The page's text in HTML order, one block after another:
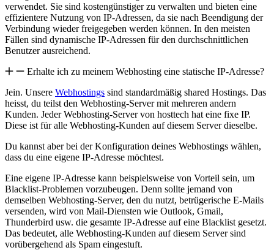
verwendet. Sie sind kostengünstiger zu verwalten und bieten eine
effizientere Nutzung von IP-Adressen, da sie nach Beendigung der
Verbindung wieder freigegeben werden können. In den meisten
Fällen sind dynamische IP-Adressen für den durchschnittlichen
Benutzer ausreichend.
Erhalte ich zu meinem Webhosting eine statische IP-Adresse?
Jein. Unsere Webhostings sind standardmäßig shared Hostings. Das
heisst, du teilst den Webhosting-Server mit mehreren andern
Kunden. Jeder Webhosting-Server von hosttech hat eine fixe IP.
Diese ist für alle Webhosting-Kunden auf diesem Server dieselbe.
Du kannst aber bei der Konfiguration deines Webhostings wählen,
dass du eine eigene IP-Adresse möchtest.
Eine eigene IP-Adresse kann beispielsweise von Vorteil sein, um
Blacklist-Problemen vorzubeugen. Denn sollte jemand von
demselben Webhosting-Server, den du nutzt, betrügerische E-Mails
versenden, wird von Mail-Diensten wie Outlook, Gmail,
Thunderbird usw. die gesamte IP-Adresse auf eine Blacklist gesetzt.
Das bedeutet, alle Webhosting-Kunden auf diesem Server sind
vorübergehend als Spam eingestuft.